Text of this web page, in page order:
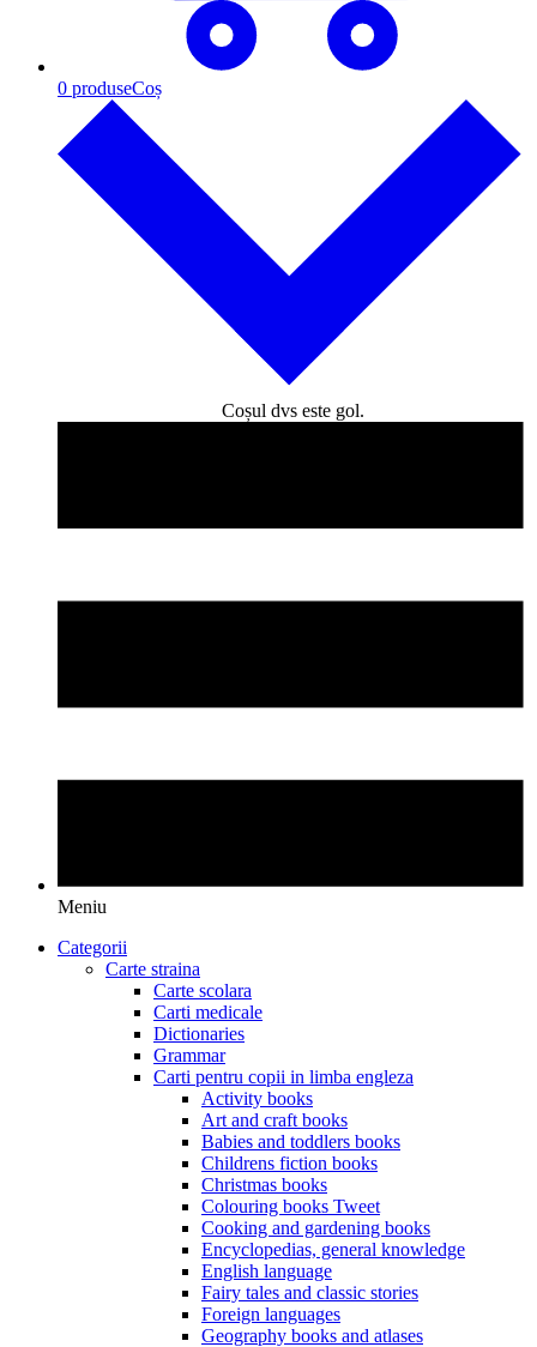
0 produseCoș
Coșul dvs este gol.
Meniu
Categorii
Carte straina
Carte scolara
Carti medicale
Dictionaries
Grammar
Carti pentru copii in limba engleza
Activity books
Art and craft books
Babies and toddlers books
Childrens fiction books
Christmas books
Colouring books Tweet
Cooking and gardening books
Encyclopedias, general knowledge
English language
Fairy tales and classic stories
Foreign languages
Geography books and atlases